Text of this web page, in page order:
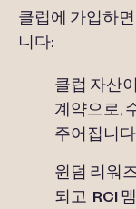
클럽에 가입하
니다:
클럽 자산
계약으로,
주어집니
윈덤 리워
되고 RCI